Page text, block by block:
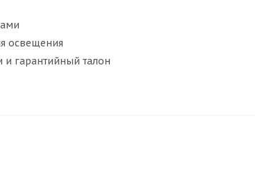
освещения
и гарантийный талон